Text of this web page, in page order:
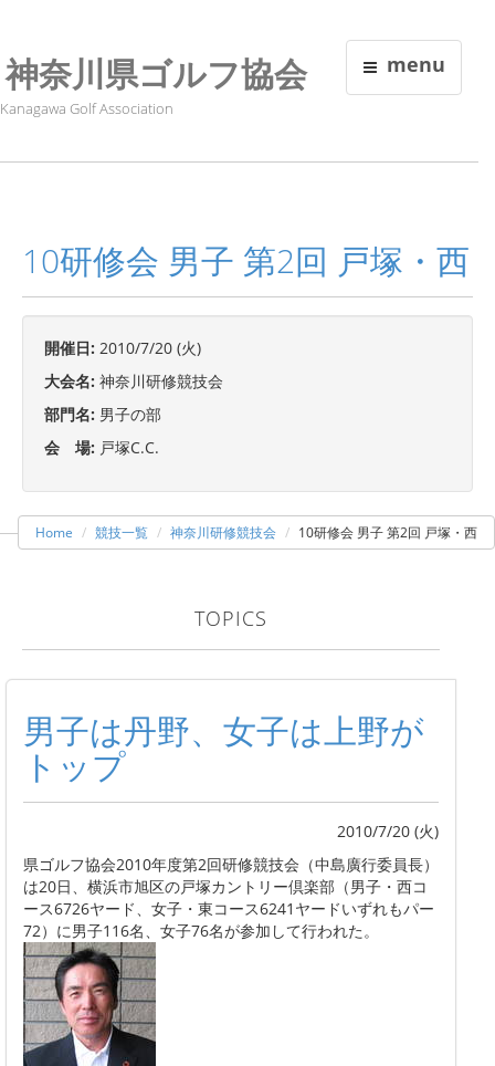
menu
神奈川県ゴルフ協会
Kanagawa Golf Association
10研修会 男子 第2回 戸塚・西
開催日: 2010/7/20 (火)
大会名: 神奈川研修競技会
部門名: 男子の部
会 場: 戸塚C.C.
Home 競技一覧 神奈川研修競技会 10研修会 男子 第2回 戸塚・西
TOPICS
男子は丹野、女子は上野が
トップ
2010/7/20 (火)
県ゴルフ協会2010年度第2回研修競技会（中島廣行委員長）
は20日、横浜市旭区の戸塚カントリー倶楽部（男子・西コ
ース6726ヤード、女子・東コース6241ヤードいずれもパー
72）に男子116名、女子76名が参加して行われた。